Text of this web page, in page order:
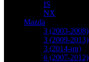
IS
NX
Mazda
3 (2003-2008)
3 (2009-2013)
3 (2014-нв)
6 (2007-2012)